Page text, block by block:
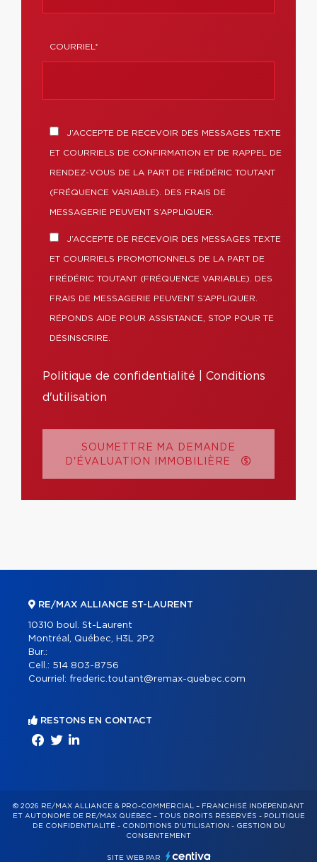
COURRIEL*
J’ACCEPTE DE RECEVOIR DES MESSAGES TEXTE
ET COURRIELS DE CONFIRMATION ET DE RAPPEL DE
RENDEZ-VOUS DE LA PART DE FRÉDÉRIC TOUTANT
(FRÉQUENCE VARIABLE). DES FRAIS DE
MESSAGERIE PEUVENT S’APPLIQUER.
J’ACCEPTE DE RECEVOIR DES MESSAGES TEXTE
ET COURRIELS PROMOTIONNELS DE LA PART DE
FRÉDÉRIC TOUTANT (FRÉQUENCE VARIABLE). DES
FRAIS DE MESSAGERIE PEUVENT S’APPLIQUER.
RÉPONDS AIDE POUR ASSISTANCE, STOP POUR TE
DÉSINSCRIRE.
Politique de confidentialité
Conditions
d'utilisation
SOUMETTRE MA DEMANDE
D'ÉVALUATION IMMOBILIÈRE
RE/MAX ALLIANCE ST-LAURENT
10310 boul. St-Laurent
Montréal, Québec, H3L 2P2
Bur.:
Cell.: 514 803-8756
Courriel: frederic.toutant@remax-quebec.com
RESTONS EN CONTACT
© 2026 RE/MAX ALLIANCE & PRO-COMMERCIAL – FRANCHISÉ INDÉPENDANT
ET AUTONOME DE RE/MAX QUÉBEC – TOUS DROITS RÉSERVÉS - POLITIQUE
DE CONFIDENTIALITÉ- CONDITIONS D'UTILISATION - GESTION DU
CONSENTEMENT
SITE WEB PAR